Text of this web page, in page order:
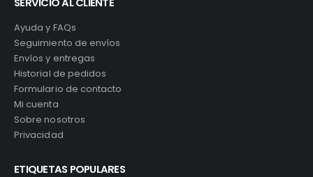
Ayuda y FAQs
Seguimiento de envíos
Envíos y entregas
Historial de pedidos
Formulario de contacto
Mi cuenta
Sobre nosotros
Privacidad
ETIQUETAS POPULARES